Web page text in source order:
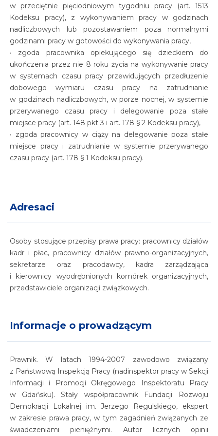
w przeciętnie pięciodniowym tygodniu pracy (art. 1513
Kodeksu pracy), z wykonywaniem pracy w godzinach
nadliczbowych lub pozostawaniem poza normalnymi
godzinami pracy w gotowości do wykonywania pracy,
• zgoda pracownika opiekującego się dzieckiem do
ukończenia przez nie 8 roku życia na wykonywanie pracy
w systemach czasu pracy przewidujących przedłużenie
dobowego wymiaru czasu pracy na zatrudnianie
w godzinach nadliczbowych, w porze nocnej, w systemie
przerywanego czasu pracy i delegowanie poza stałe
miejsce pracy (art. 148 pkt 3 i art. 178 § 2 Kodeksu pracy),
• zgoda pracownicy w ciąży na delegowanie poza stałe
miejsce pracy i zatrudnianie w systemie przerywanego
czasu pracy (art. 178 § 1 Kodeksu pracy).
Adresaci
Osoby stosujące przepisy prawa pracy: pracownicy działów
kadr i płac, pracownicy działów prawno-organizacyjnych,
sekretarze oraz pracodawcy, kadra zarządzająca
i kierownicy wyodrębnionych komórek organizacyjnych,
przedstawiciele organizacji związkowych.
Informacje o prowadzącym
Prawnik. W latach 1994-2007 zawodowo związany
z Państwową Inspekcją Pracy (nadinspektor pracy w Sekcji
Informacji i Promocji Okręgowego Inspektoratu Pracy
w Gdańsku). Stały współpracownik Fundacji Rozwoju
Demokracji Lokalnej im. Jerzego Regulskiego, ekspert
w zakresie prawa pracy, w tym zagadnień związanych ze
świadczeniami pieniężnymi. Autor licznych opinii